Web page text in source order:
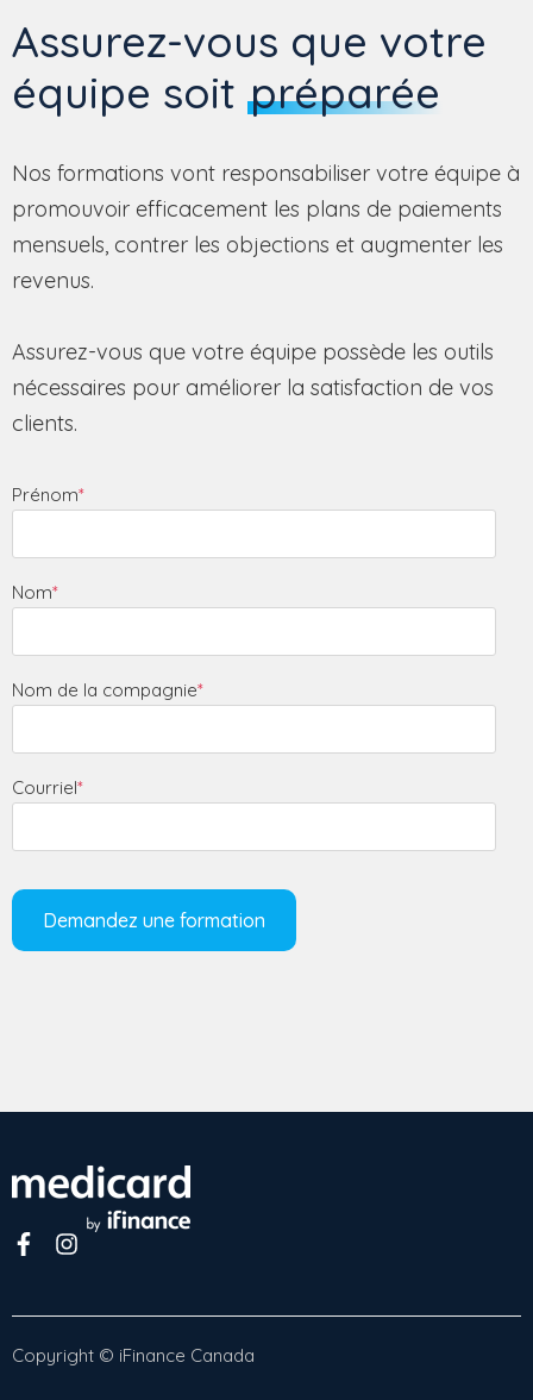
Assurez-vous que votre
équipe soit préparée
Nos formations vont responsabiliser votre équipe à
promouvoir efficacement les plans de paiements
mensuels, contrer les objections et augmenter les
revenus.
Assurez-vous que votre équipe possède les outils
nécessaires pour améliorer la satisfaction de vos
clients.
Prénom*
Nom*
Nom de la compagnie*
Courriel*
Copyright © iFinance Canada